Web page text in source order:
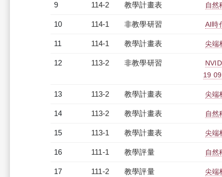
9 114-2 教學計畫表 自然
10 114-1 非教學研習 AI時
11 114-1 教學計畫表 尖端
12 113-2 非教學研習
19
13 113-2 教學計畫表 尖端
14 113-2 教學計畫表 自然
15 113-1 教學計畫表 尖端
16 111-1 教學評量 自然
17 111-2 教學評量 尖端